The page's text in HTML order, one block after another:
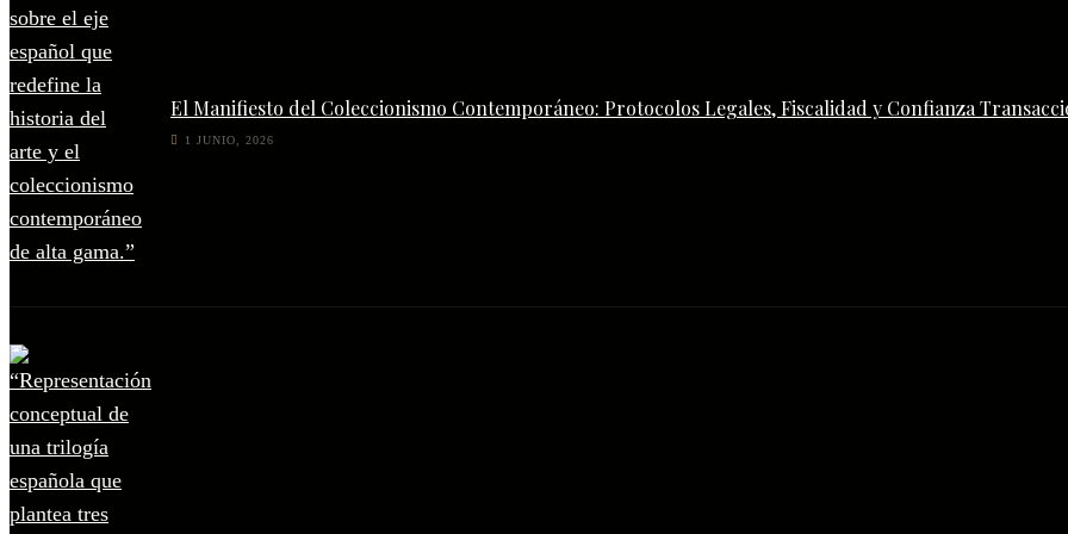
El Manifiesto del Coleccionismo Contemporáneo: Protocolos Legales, Fiscalidad y Confianza
1 JUNIO, 2026